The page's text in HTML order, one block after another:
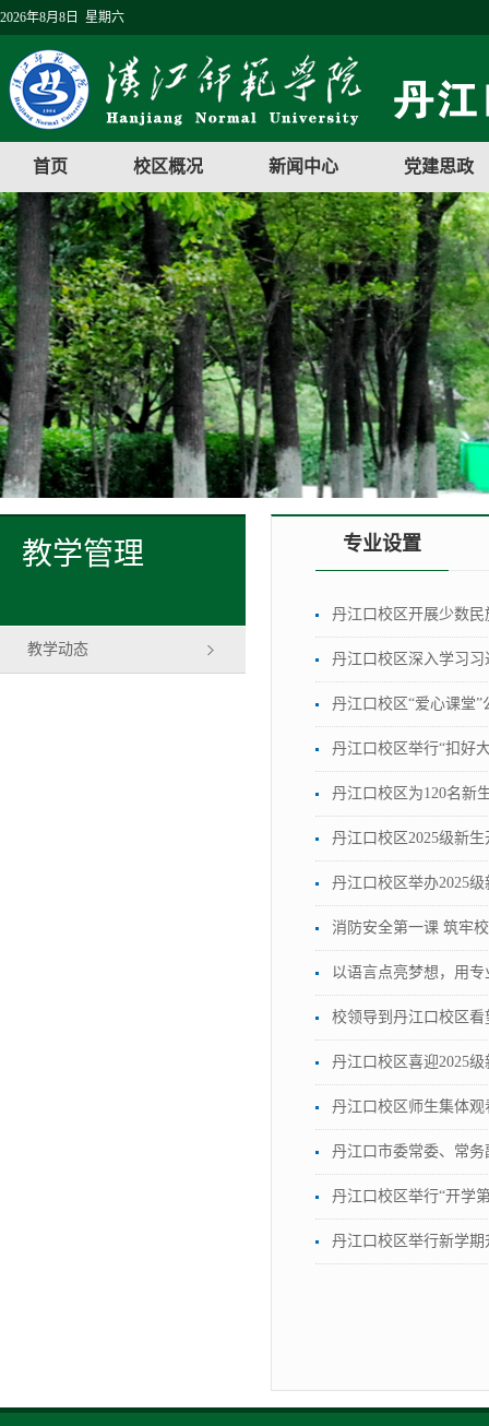
2026年8月8日 星期六
首页 校区概况 新闻中心 党建思政
教学管理
教学动态
专业设置
丹江口校区开展少数
丹江口校区深入学习
丹江口校区“爱心课堂
丹江口校区举行“扣好
丹江口校区为120名新
丹江口校区2025级新
丹江口校区举办2025
消防安全第一课 筑牢
以语言点亮梦想，用
校领导到丹江口校区看
丹江口校区喜迎2025级
丹江口校区师生集体
丹江口市委常委、常
丹江口校区举行“开学
丹江口校区举行新学期